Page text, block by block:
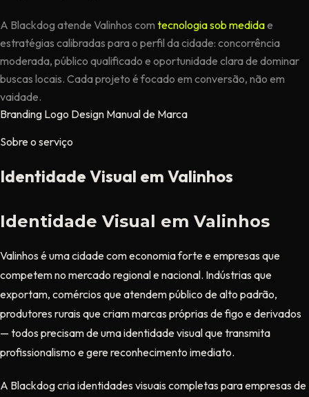
A Blackdog atende Valinhos com tecnologia sob medidae
estratégias calibradas para o perfil da cidade: concorrência
moderada, público qualificado e oportunidade clara de dominar
buscas locais. Cada projeto é focado em conversão, não em
vaidade.
Branding Logo Design Manual de Marca
Sobre o serviço
Identidade Visual em Valinhos
Identidade Visual em Valinhos
Valinhos é uma cidade com economia forte e empresas que
competem no mercado regional e nacional. Indústrias que
exportam, comércios que atendem público de alto padrão,
produtores rurais que criam marcas próprias de figo e derivados
— todos precisam de uma identidade visual que transmita
profissionalismo e gere reconhecimento imediato.
A Blackdog cria identidades visuais completas para empresas de